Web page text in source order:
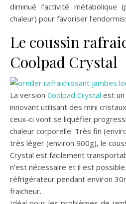
diminué l’activité métabolique
chaleur) pour favoriser
Le coussin
Coolpad Crystal
La version Coolpad Crystal est
innovant utilisant des mini
ceux-ci vont se liquéfier
chaleur corporelle. Très fin
très léger (environ 900g), le
Crystal est facilement
n’est nécessaire et il est
réfrigérateur pendant environ
fraicheur.